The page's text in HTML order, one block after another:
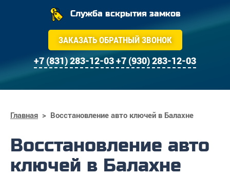
Главная > Восстановление авто ключей в Балахне
Восстановление авто
ключей в Балахне
Служба вскрытия замков
ЗАКАЗАТЬ ОБРАТНЫЙ ЗВОНОК
+7 (831) 283-12-03+7 (930) 283-12-03